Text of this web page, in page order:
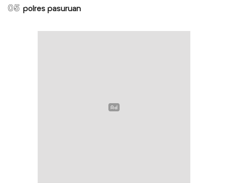
05 polres pasuruan